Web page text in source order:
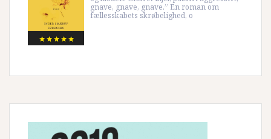
gnave, gnave, gnave.” En roman om
fællesskabets skrøbelighed, o